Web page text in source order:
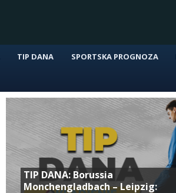
TIP DANA SPORTSKA PROGNOZA
TIP DANA: Borussia
Monchengladbach – Leipzig: